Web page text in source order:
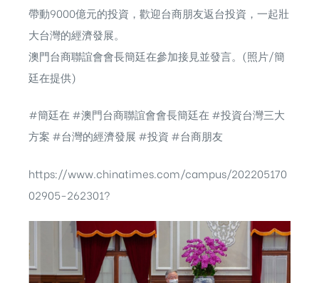
帶動9000億元的投資，歡迎台商朋友返台投資，一起壯
大台灣的經濟發展。
澳門台商聯誼會會長簡廷在參加接見並發言。(照片/簡
廷在提供)
#簡廷在 #澳門台商聯誼會會長簡廷在 #投資台灣三大
方案 #台灣的經濟發展 #投資 #台商朋友
https://www.chinatimes.com/campus/202205170
02905-262301?